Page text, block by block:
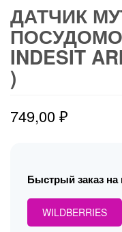
ДАТЧИК
INDESIT
)
749,00₽
Быстрый заказ на
WILDBERRIES